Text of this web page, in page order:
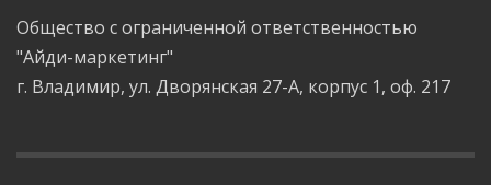
Общество с ограниченной ответственностью
"Айди-маркетинг"
г. Владимир, ул. Дворянская 27-А, корпус 1, оф. 217